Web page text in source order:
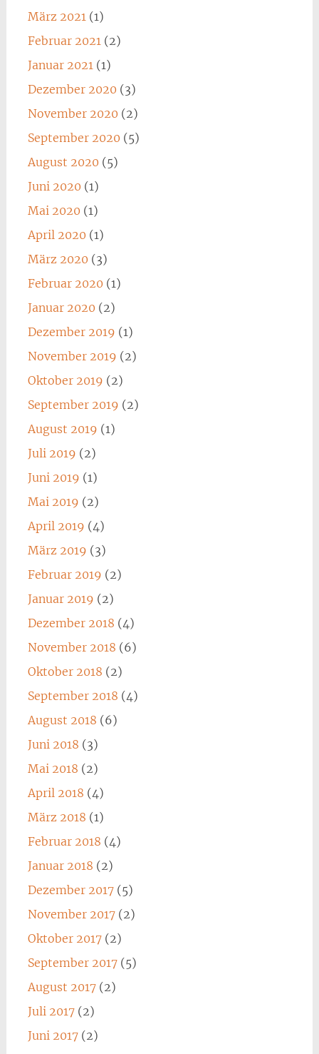
März 2021 (1)
Februar 2021 (2)
Januar 2021 (1)
Dezember 2020 (3)
November 2020 (2)
September 2020 (5)
August 2020 (5)
Juni 2020 (1)
Mai 2020 (1)
April 2020 (1)
März 2020 (3)
Februar 2020 (1)
Januar 2020 (2)
Dezember 2019 (1)
November 2019 (2)
Oktober 2019 (2)
September 2019 (2)
August 2019 (1)
Juli 2019 (2)
Juni 2019 (1)
Mai 2019 (2)
April 2019 (4)
März 2019 (3)
Februar 2019 (2)
Januar 2019 (2)
Dezember 2018 (4)
November 2018 (6)
Oktober 2018 (2)
September 2018 (4)
August 2018 (6)
Juni 2018 (3)
Mai 2018 (2)
April 2018 (4)
März 2018 (1)
Februar 2018 (4)
Januar 2018 (2)
Dezember 2017(5)
November 2017(2)
Oktober 2017(2)
September 2017(5)
August 2017(2)
Juli 2017(2)
Juni 2017(2)